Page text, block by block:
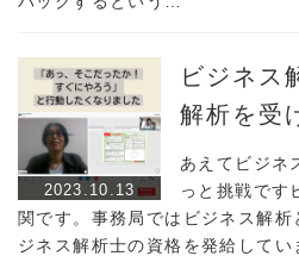
2023.10.13
ビジネス
解析を受
あえてビジネ
っと挑戦です
関です。事務局ではビジネス解
ジネス解析士の資格を発給して